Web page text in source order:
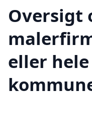
Oversigt
eller